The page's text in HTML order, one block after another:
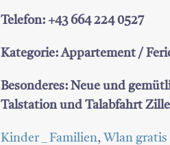
Telefon: +43 664 224 0527
Kategorie: Appartement /
Besonderes: Neue und
Talstation und Talabfahrt
Kinder _ Familien, Wlan gratis